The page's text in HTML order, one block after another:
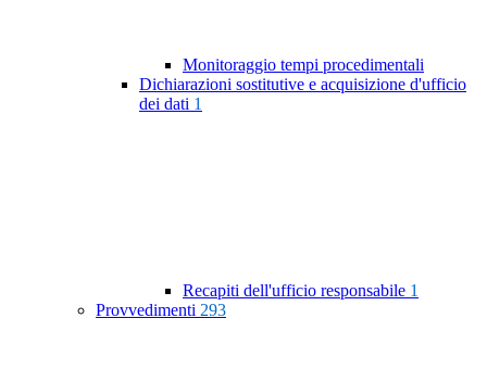
Monitoraggio tempi procedimentali
Dichiarazioni sostitutive e acquisizione d'ufficio
dei dati 1
Recapiti dell'ufficio responsabile 1
Provvedimenti 293